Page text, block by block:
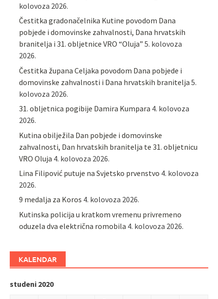
kolovoza 2026.
Čestitka gradonačelnika Kutine povodom Dana
pobjede i domovinske zahvalnosti, Dana hrvatskih
branitelja i 31. obljetnice VRO “Oluja” 5. kolovoza
2026.
Čestitka župana Celjaka povodom Dana pobjede i
domovinske zahvalnosti i Dana hrvatskih branitelja 5.
kolovoza 2026.
31. obljetnica pogibije Damira Kumpara 4. kolovoza
2026.
Kutina obilježila Dan pobjede i domovinske
zahvalnosti, Dan hrvatskih branitelja te 31. obljetnicu
VRO Oluja 4. kolovoza 2026.
Lina Filipović putuje na Svjetsko prvenstvo 4. kolovoza
2026.
9 medalja za Koros 4. kolovoza 2026.
Kutinska policija u kratkom vremenu privremeno
oduzela dva električna romobila 4. kolovoza 2026.
KALENDAR
studeni 2020